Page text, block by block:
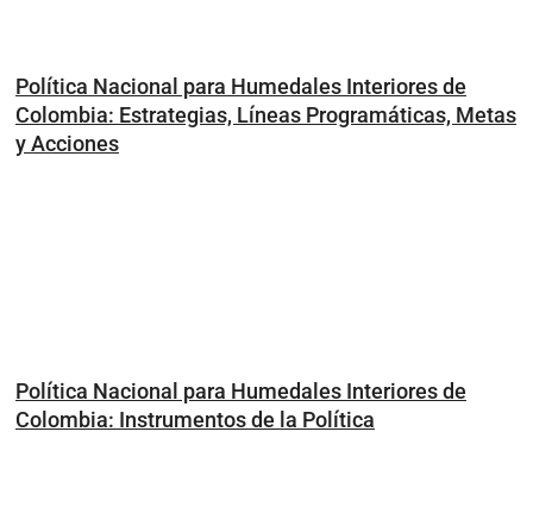
Política Nacional para Humedales Interiores de
Colombia: Estrategias, Líneas Programáticas, Metas
y Acciones
Política Nacional para Humedales Interiores de
Colombia: Instrumentos de la Política